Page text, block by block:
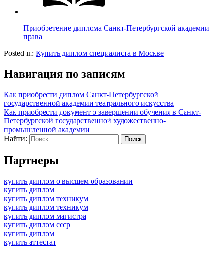
Приобретение диплома Санкт-Петербургской академии
права
Posted in: Купить диплом специалиста в Москве
Навигация по записям
Как приобрести диплом Санкт-Петербургской
государственной академии театрального искусства
Как приобрести документ о завершении обучения в Санкт-
Петербургской государственной художественно-
промышленной академии
Найти:
Партнеры
купить диплом о высшем образовании
купить диплом
купить диплом техникум
купить диплом техникум
купить диплом магистра
купить диплом ссср
купить диплом
купить аттестат